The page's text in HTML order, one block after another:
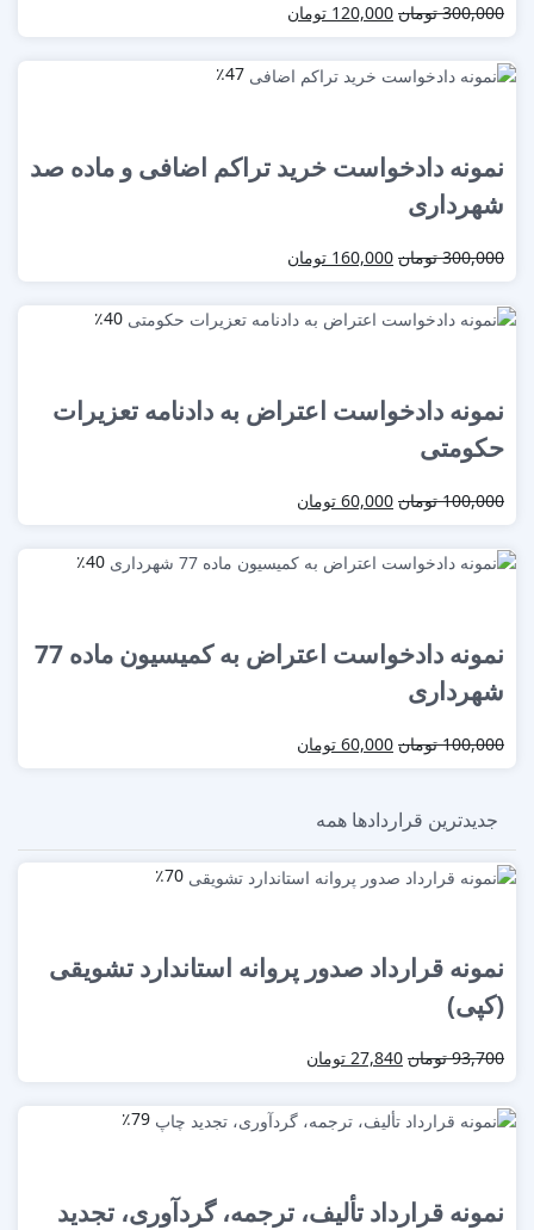
300,000 تومان 120,000 تومان
٪47
نمونه دادخواست خرید تراکم اضافی و ماده صد
شهرداری
300,000 تومان 160,000 تومان
٪40
نمونه دادخواست اعتراض به دادنامه تعزیرات
حکومتی
100,000 تومان 60,000 تومان
٪40
نمونه دادخواست اعتراض به کمیسیون ماده 77
شهرداری
100,000 تومان 60,000 تومان
جدیدترین قراردادها همه
٪70
نمونه قرارداد صدور پروانه استاندارد تشویقی
(کپی)
93,700 تومان 27,840 تومان
٪79
نمونه قرارداد تألیف، ترجمه، گردآوری، تجدید